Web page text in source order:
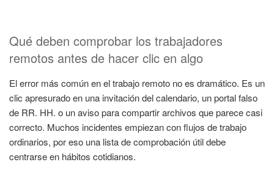
Qué deben comprobar los trabajadores
remotos antes de hacer clic en algo
El error más común en el trabajo remoto no es dramático. Es un
clic apresurado en una invitación del calendario, un portal falso
de RR. HH. o un aviso para compartir archivos que parece casi
correcto. Muchos incidentes empiezan con flujos de trabajo
ordinarios, por eso una lista de comprobación útil debe
centrarse en hábitos cotidianos.